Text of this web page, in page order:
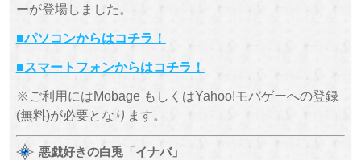
ーが登場しました。
■パソコンからはコチラ！
■スマートフォンからはコチラ！
※ご利用にはMobage もしくはYahoo!モバゲーへの登録
(無料)が必要となります。
悪戯好きの白兎「イナバ」